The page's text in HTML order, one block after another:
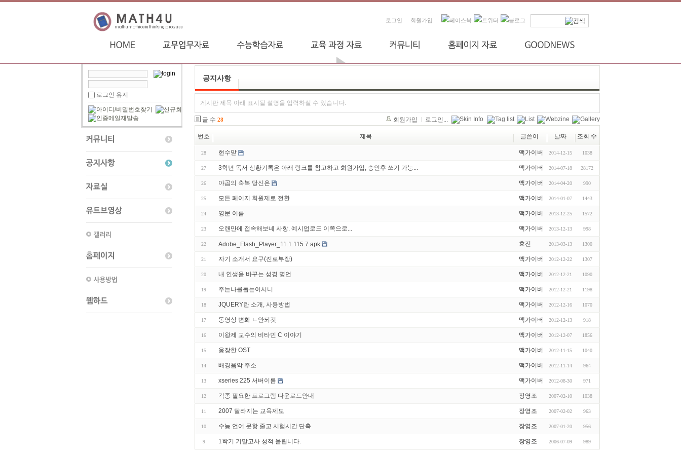
로그인 회원가입
로그인 유지
공지사항
게시판 제목 아래 표시될 설명을 입력하실 수 있습니다.
글 수 28 회원가입 로그인...
번호 제목 글쓴이 날짜 조회 수
28 현수맏 맥가이버 2014-12-15 1038
27 3학년 독서 상황기록은 아래 링크를 참고하고 회원가입, 승인후 쓰기 가능... 맥가이버 2014-07-18 28172
26 야곱의 축복 당신은 맥가이버 2014-04-20 990
25 모든 페이지 회원제로 전환 맥가이버 2014-01-07 1443
24 영문 이름 맥가이버 2013-12-25 1572
23 오랜만에 접속해보네 사항. 예시업로드 이쪽으로... 맥가이버 2013-12-13 998
22 Adobe_Flash_Player_11.1.115.7.apk 효진 2013-03-13 1300
21 자기 소개서 요구(진로부장) 맥가이버 2012-12-22 1307
20 내 인생을 바꾸는 성경 명언 맥가이버 2012-12-21 1090
19 주는나를돕는이시니 맥가이버 2012-12-21 1198
18 JQUERY란 소개, 사용방법 맥가이버 2012-12-16 1070
17 동영상 변화 ㄴ안되것 맥가이버 2012-12-13 918
16 이왕제 교수의 비타민 C 이야기 맥가이버 2012-12-07 1856
15 웅장한 OST 맥가이버 2012-11-15 1040
14 배경음악 주소 맥가이버 2012-11-14 964
13 xseries 225 서버이름 맥가이버 2012-08-30 971
12 각종 필요한 프로그램 다운로드안내 장영조 2007-02-10 1038
11 2007 달라지는 교육제도 장영조 2007-02-02 963
10 수능 언어 문항 줄고 시험시간 단축 장영조 2007-01-20 956
9 1학기 기말고사 성적 올립니다. 장영조 2006-07-09 989